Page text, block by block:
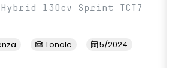
130cv Sprint TCT7
Tonale
5/2024